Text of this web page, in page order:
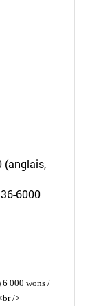
(anglais,
6000
6 000 wons /
/>